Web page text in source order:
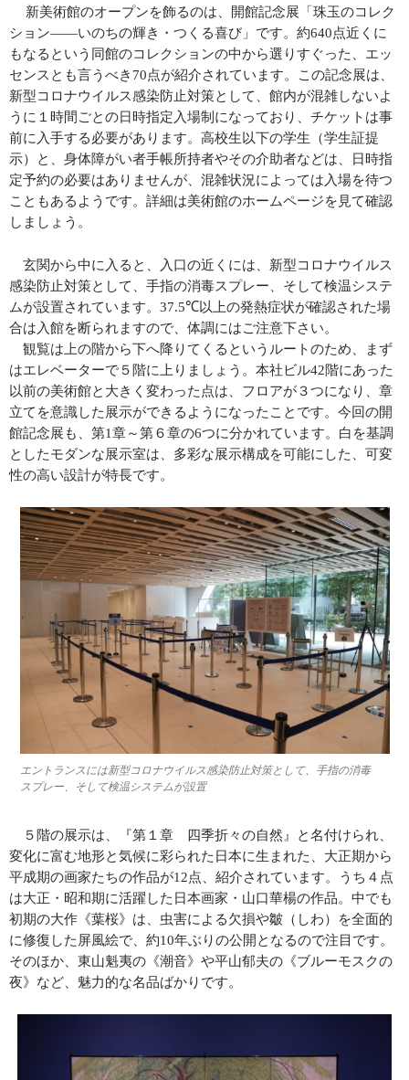
新美術館のオープンを飾るのは、開館記念展「珠玉のコレク
ション――いのちの輝き・つくる喜び」です。約640点近くに
もなるという同館のコレクションの中から選りすぐった、エッ
センスとも言うべき 70点が紹介されています。この記念展は、
新型コロナウイルス感染防止対策として、館内が混雑しないよ
うに１時間ごとの日時指定入場制になっており、チケットは事
前に入手する必要があります。高校生以下の学生（学生証提
示）と、身体障がい者手帳所持者やその介助者などは、日時指
定予約の必要はありませんが、混雑状況によっては入場を待つ
こともあるようです。詳細は美術館のホームページを見て確認
しましょう。
玄関から中に入ると、入口の近くには、新型コロナウイルス
感染防止対策として、手指の消毒スプレー、そして検温システ
ムが設置されています。 37.5℃以上の発熱症状が確認された場
合は入館を断られますので、体調にはご注意下さい。
観覧は上の階から下へ降りてくるというルートのため、まず
はエレベーターで５階に上りましょう。本社ビル42階にあった
以前の美術館と大きく変わった点は、フロアが３つになり、章
立てを意識した展示ができるようになったことです。今回の開
館記念展も、第1章～第６章の6つに分かれています。白を基調
としたモダンな展示室は、多彩な展示構成を可能にした、可変
性の高い設計が特長です。
エントランスには新型コロナウイルス感染防止対策として、手指の消毒
スプレー、そして検温システムが設置
５階の展示は、『第１章 四季折々の自然』と名付けられ、
変化に富む地形と気候に彩られた日本に生まれた、大正期から
平成期の画家たちの作品が12点、紹介されています。うち４点
は大正・昭和期に活躍した日本画家・山口華楊の作品。中でも
初期の大作《葉桜》は、虫害による欠損や皺（しわ）を全面的
に修復した屏風絵で、約10年ぶりの公開となるので注目です。
そのほか、東山魁夷の《潮音》や平山郁夫の《ブルーモスクの
夜》など、魅力的な名品ばかりです。